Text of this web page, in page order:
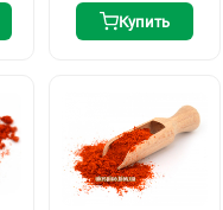
Купить